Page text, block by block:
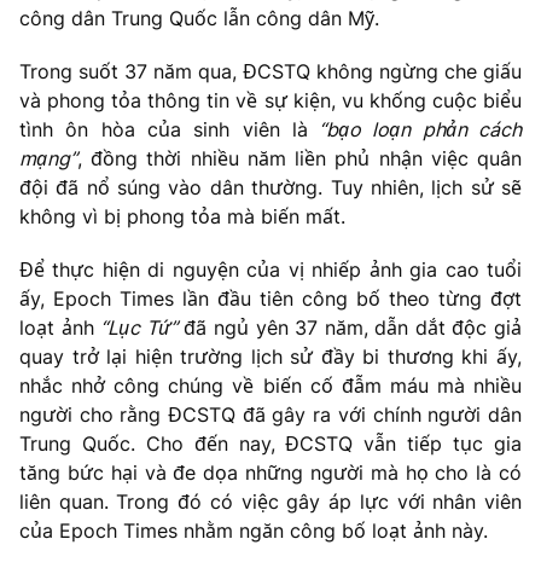
công dân Trung Quốc lẫn công dân Mỹ.
Trong suốt 37 năm qua, ĐCSTQ không ngừng che giấu
và phong tỏa thông tin về sự kiện, vu khống cuộc biểu
tình ôn hòa của sinh viên là “bạo loạn phản cách
mạng”, đồng thời nhiều năm liền phủ nhận việc quân
đội đã nổ súng vào dân thường. Tuy nhiên, lịch sử sẽ
không vì bị phong tỏa mà biến mất.
Để thực hiện di nguyện của vị nhiếp ảnh gia cao tuổi
ấy, Epoch Times lần đầu tiên công bố theo từng đợt
loạt ảnh “Lục Tứ”đã ngủ yên 37 năm, dẫn dắt độc giả
quay trở lại hiện trường lịch sử đầy bi thương khi ấy,
nhắc nhở công chúng về biến cố đẫm máu mà nhiều
người cho rằng ĐCSTQ đã gây ra với chính người dân
Trung Quốc. Cho đến nay, ĐCSTQ vẫn tiếp tục gia
tăng bức hại và đe dọa những người mà họ cho là có
liên quan. Trong đó có việc gây áp lực với nhân viên
của Epoch Times nhằm ngăn công bố loạt ảnh này.